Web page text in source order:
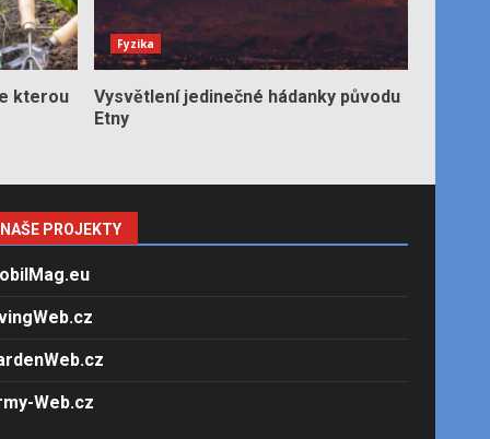
kterou
Fyzika
Vysvětlení jedinečné hádanky původu
Etny
NAŠE PROJEKTY
Web.cz